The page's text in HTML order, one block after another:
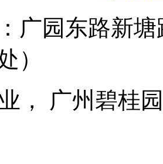
广园东路新
）
， 广州碧